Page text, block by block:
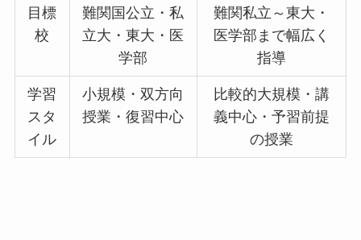
目標
校
難関国公立・私
立大・東大・医
学部
難関私立～東大・
医学部まで幅広く
指導
学習
スタ
イル
小規模・双方向
授業・復習中心
比較的大規模・講
義中心・予習前提
の授業